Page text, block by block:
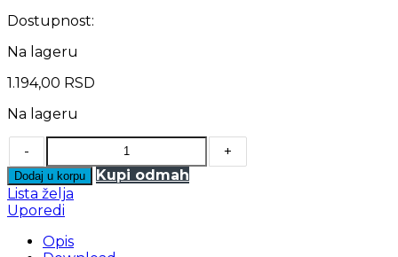
Dostupnost:
Na lageru
1.194,00 RSD
Na lageru
- +
Dodaj u korpu
Kupi odmah
Lista želja
Uporedi
Opis